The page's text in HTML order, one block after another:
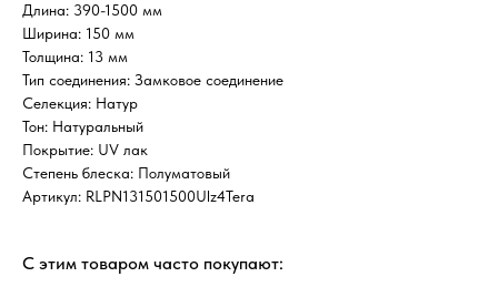
Длина: 390-1500 мм
Ширина: 150 мм
Толщина: 13 мм
Тип соединения: Замковое соединение
Селекция: Натур
Тон: Натуральный
Покрытие: UV лак
Степень блеска: Полуматовый
Артикул: RLPN131501500Ulz4Tera
С этим товаром часто покупают: